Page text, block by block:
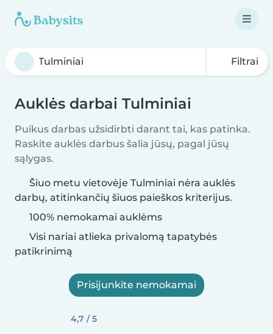
Filtrai
Auklės darbai Tulminiai
Puikus darbas užsidirbti darant tai, kas patinka.
Raskite auklės darbus šalia jūsų, pagal jūsų
sąlygas.
Šiuo metu vietovėje Tulminiai nėra auklės
darbų, atitinkančių šiuos paieškos kriterijus.
100% nemokamai auklėms
Visi nariai atlieka privalomą tapatybės
patikrinimą
Prisijunkite nemokamai
4,7 / 5